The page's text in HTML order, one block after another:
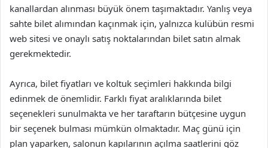
kanallardan alınması büyük önem taşımaktadır. Yanlış veya
sahte bilet alımından kaçınmak için, yalnızca kulübün resmi
web sitesi ve onaylı satış noktalarından bilet satın almak
gerekmektedir.
Ayrıca, bilet fiyatları ve koltuk seçimleri hakkında bilgi
edinmek de önemlidir. Farklı fiyat aralıklarında bilet
seçenekleri sunulmakta ve her taraftarın bütçesine uygun
bir seçenek bulması mümkün olmaktadır. Maç günü için
plan yaparken, salonun kapılarının açılma saatlerini göz